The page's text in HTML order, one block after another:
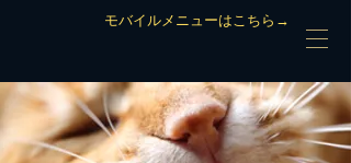
モバイルメニューはこちら→